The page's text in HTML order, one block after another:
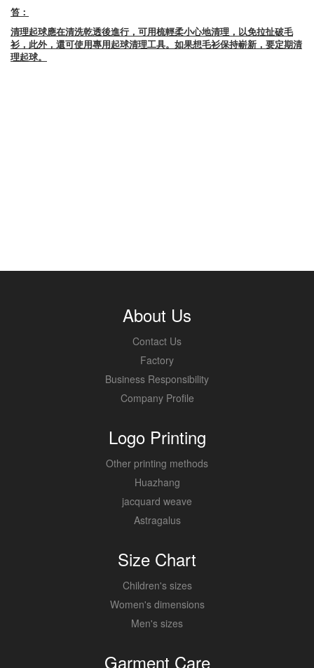
笞：
清理起球應在清洗乾透後進行，可用梳輕柔小心地清理，以免拉扯破毛
衫，此外，還可使用專用起球清理工具。如果想毛衫保持嶄新，要定期清
理起球。
About Us
Contact Us
Factory
Business Responsibility
Company Profile
Logo Printing
Other printing methods
Huazhang
jacquard weave
Astragalus
Size Chart
Children's sizes
Women's dimensions
Men's sizes
Garment Care